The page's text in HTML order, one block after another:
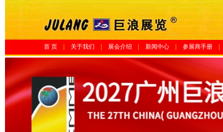
首 页 关于我们 展会介绍 新闻中心 参展商手册|